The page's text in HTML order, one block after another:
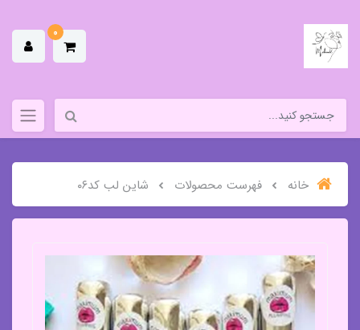
0
خانه فهرست محصولات شاین لب کد۰۶